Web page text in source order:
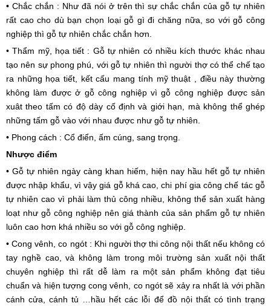
• Chắc chắn : Như đã nói ở trên thì sự chắc chắn của gỗ tự nhiên
rất cao cho dù bạn chọn loại gỗ gì đi chăng nữa, so với gỗ công
nghiệp thì gỗ tự nhiên chắc chắn hơn.
• Thẩm mỹ, họa tiết : Gỗ tự nhiên có nhiều kích thước khác nhau
tạo nên sự phong phú, với gỗ tự nhiên thì người thợ có thể chế tạo
ra những họa tiết, kết cấu mang tính mỹ thuật , điều này thường
không làm được ở gỗ công nghiệp vì gỗ công nghiệp được sản
xuât theo tấm có độ dày cố định và giới hạn, mà không thể ghép
những tấm gỗ vào với nhau được như gỗ tự nhiên.
• Phong cách : Cổ điển, ấm cúng, sang trọng.
Nhược điểm
• Gỗ tự nhiên ngày càng khan hiếm, hiện nay hầu hết gỗ tự nhiên
được nhập khẩu, vì vậy giá gỗ khá cao, chi phí gia công chế tác gỗ
tự nhiên cao vì phải làm thủ công nhiều, không thể sản xuất hàng
loạt như gỗ công nghiệp nên giá thành của sản phẩm gỗ tự nhiên
luôn cao hơn khá nhiều so với gỗ công nghiệp.
• Cong vênh, co ngót : Khi người thợ thi công nội thất nếu không có
tay nghề cao, và không làm trong môi trường sản xuất nội thất
chuyên nghiệp thì rất dễ làm ra một sản phẩm không đạt tiêu
chuẩn và hiện tượng cong vênh, co ngót sẽ xảy ra nhất là với phần
cánh cửa, cánh tủ …hầu hết các lỗi để đồ nội thất có tình trạng